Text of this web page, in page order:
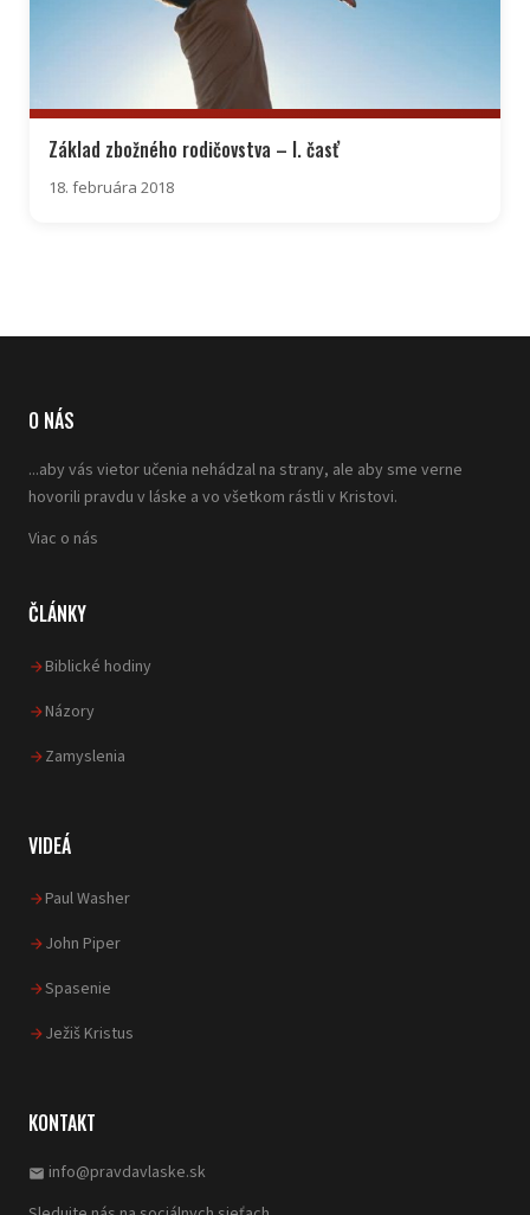
Základ zbožného rodičovstva – I. časť
18. februára 2018
O NÁS
...aby vás vietor učenia nehádzal na strany, ale aby sme verne
hovorili pravdu v láske a vo všetkom rástli v Kristovi.
Viac o nás
ČLÁNKY
Biblické hodiny
Názory
Zamyslenia
VIDEÁ
Paul Washer
John Piper
Spasenie
Ježiš Kristus
KONTAKT
email info@pravdavlaske.sk